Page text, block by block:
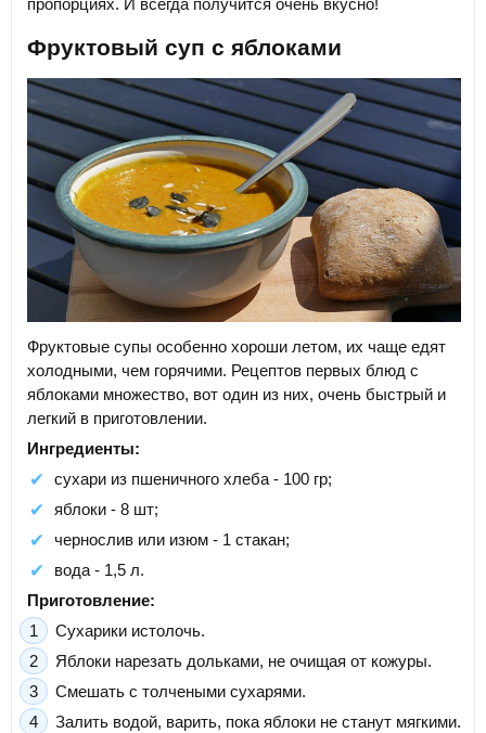
пропорциях. И всегда получится очень вкусно!
Фруктовый суп с яблоками
Фруктовые супы особенно хороши летом, их чаще едят
холодными, чем горячими. Рецептов первых блюд с
яблоками множество, вот один из них, очень быстрый и
легкий в приготовлении.
Ингредиенты:
сухари из пшеничного хлеба - 100 гр;
яблоки - 8 шт;
чернослив или изюм - 1 стакан;
вода - 1,5 л.
Приготовление:
Сухарики истолочь.
Яблоки нарезать дольками, не очищая от кожуры.
Смешать с толчеными сухарями.
Залить водой, варить, пока яблоки не станут мягкими.